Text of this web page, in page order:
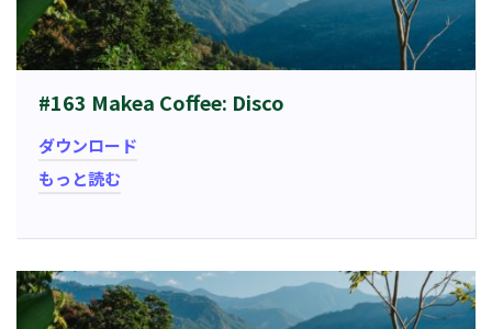
#163 Makea Coffee: Disco
ダウンロード
もっと読む